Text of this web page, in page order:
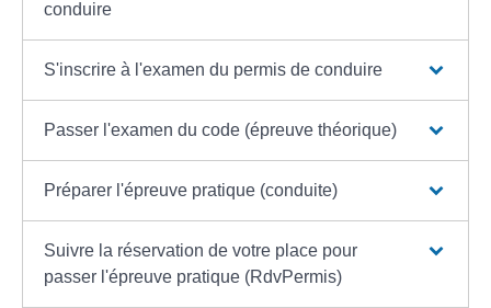
conduire
S'inscrire à l'examen du permis de conduire
Passer l'examen du code (épreuve théorique)
Préparer l'épreuve pratique (conduite)
Suivre la réservation de votre place pour
passer l'épreuve pratique (RdvPermis)